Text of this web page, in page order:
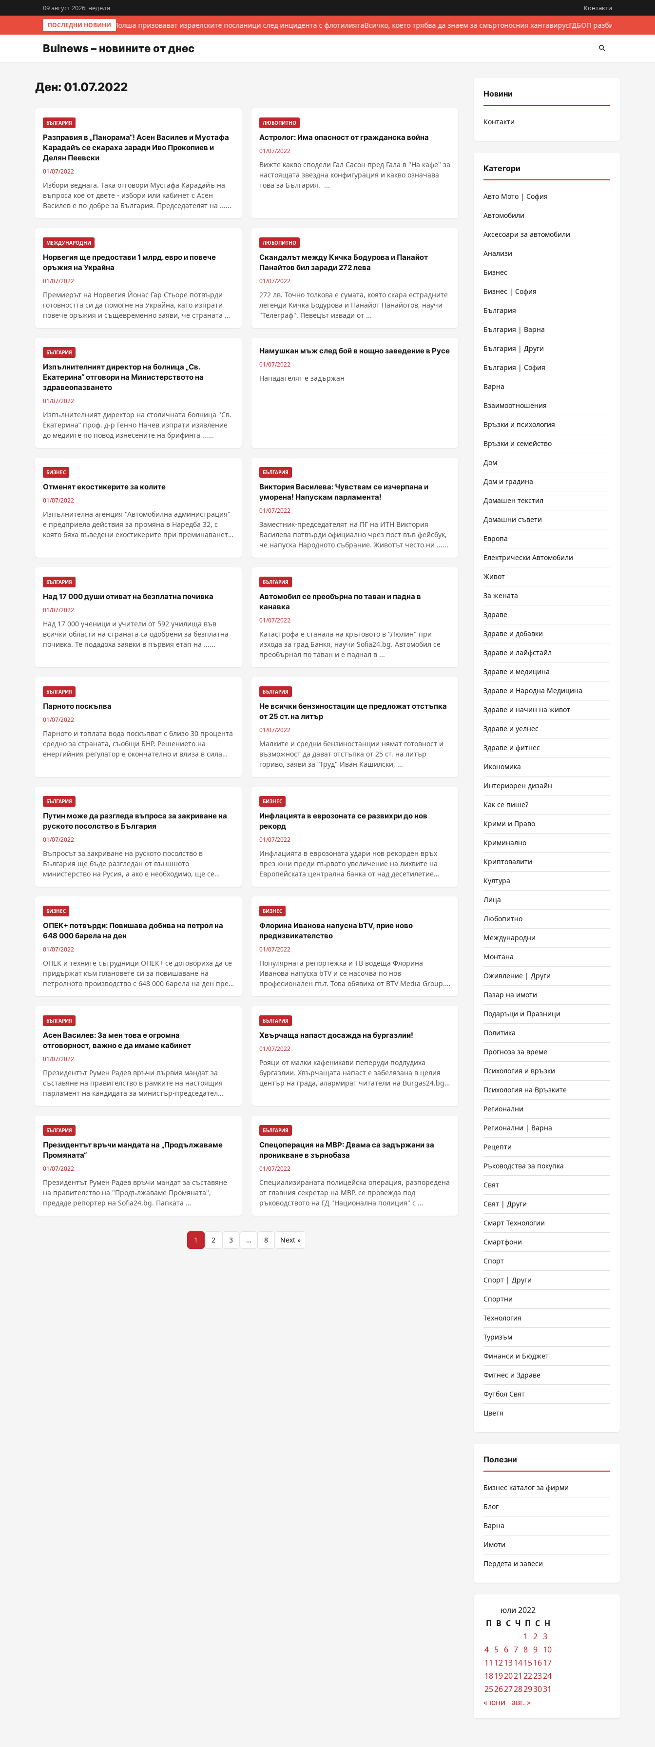
09 август 2026, неделя Контакти
ПОСЛЕДНИ НОВИНИ
Италия и Полша призовават израелските посланици след инцидента с флотилиятаВсичко, което трябва да знаем за смъртоносния хантавирусГДБОП разби
Bulnews – новините от днес
Ден: 01.07.2022
БЪЛГАРИЯ
Разправия в „Панорама“! Асен Василев и Мустафа
Карадайъ се скараха заради Иво Прокопиев и
Делян Пеевски
01/07/2022
Избори веднага. Така отговори Мустафа Карадайъ на
въпроса кое от двете - избори или кабинет с Асен
Василев е по-добре за България. Председателят на ......
ЛЮБОПИТНО
Астролог: Има опасност от гражданска война
01/07/2022
Вижте какво сподели Гал Сасон пред Гала в "На кафе" за
настоящата звездна конфигурация и какво означава
това за България. ...
МЕЖДУНАРОДНИ
Норвегия ще предостави 1 млрд. евро и повече
оръжия на Украйна
01/07/2022
Премиерът на Норвегия Йонас Гар Стьоре потвърди
готовността си да помогне на Украйна, като изпрати
повече оръжия и същевременно заяви, че страната му
ЛЮБОПИТНО
Скандалът между Кичка Бодурова и Панайот
Панайтов бил заради 272 лева
01/07/2022
272 лв. Точно толкова е сумата, която скара естрадните
легенди Кичка Бодурова и Панайот Панайотов, научи
"Телеграф". Певецът извади от ...
БЪЛГАРИЯ
Изпълнителният директор на болница „Св.
Екатерина“ отговори на Министерството на
здравеопазването
01/07/2022
Изпълнителният директор на столичната болница "Св.
Екатерина“ проф. д-р Генчо Начев изпрати изявление
до медиите по повод изнесените на брифинга ......
Намушкан мъж след бой в нощно заведение в Русе
01/07/2022
Нападателят е задържан
БИЗНЕС
Отменят екостикерите за колите
01/07/2022
Изпълнителна агенция "Автомобилна администрация"
е предприела действия за промяна в Наредба 32, с
която бяха въведени екостикерите при преминаването
БЪЛГАРИЯ
Виктория Василева: Чувствам се изчерпана и
уморена! Напускам парламента!
01/07/2022
Заместник-председателят на ПГ на ИТН Виктория
Василева потвърди официално чрез пост във фейсбук,
че напуска Народното събрание. Животът често ни ......
БЪЛГАРИЯ
Над 17 000 души отиват на безплатна почивка
01/07/2022
Над 17 000 ученици и учители от 592 училища във
всички области на страната са одобрени за безплатна
почивка. Те подадоха заявки в първия етап на ......
БЪЛГАРИЯ
Автомобил се преобърна по таван и падна в
канавка
01/07/2022
Катастрофа е станала на кръговото в "Люлин" при
изхода за град Банкя, научи Sofia24.bg. Автомобил се
преобърнал по таван и е паднал в ...
БЪЛГАРИЯ
Парното поскъпва
01/07/2022
Парното и топлата вода поскъпват с близо 30 процента
средно за страната, съобщи БНР. Решението на
енергийния регулатор е окончателно и влиза в сила
БЪЛГАРИЯ
Не всички бензиностации ще предложат отстъпка
от 25 ст. на литър
01/07/2022
Малките и средни бензиностанции нямат готовност и
възможност да дават отстъпка от 25 ст. на литър
гориво, заяви за “Труд" Иван Кашилски, ...
БЪЛГАРИЯ
Путин може да разгледа въпроса за закриване на
руското посолство в България
01/07/2022
Въпросът за закриване на руското посолство в
България ще бъде разгледан от външното
министерство на Русия, а ако е необходимо, ще се
БИЗНЕС
Инфлацията в еврозоната се развихри до нов
рекорд
01/07/2022
Инфлацията в еврозоната удари нов рекорден връх
през юни преди първото увеличение на лихвите на
Европейската централна банка от над десетилетие
БИЗНЕС
ОПЕК+ потвърди: Повишава добива на петрол на
648 000 барела на ден
01/07/2022
ОПЕК и техните сътрудници ОПЕК+ се договориха да се
придържат към плановете си за повишаване на
петролното производство с 648 000 барела на ден през
БИЗНЕС
Флорина Иванова напусна bTV, прие ново
предизвикателство
01/07/2022
Популярната репортежка и ТВ водеща Флорина
Иванова напуска bTV и се насочва по нов
професионален път. Това обявиха от BTV Media Group.
БЪЛГАРИЯ
Асен Василев: За мен това е огромна
отговорност, важно е да имаме кабинет
01/07/2022
Президентът Румен Радев връчи първия мандат за
съставяне на правителство в рамките на настоящия
парламент на кандидата за министър-председател
БЪЛГАРИЯ
Хвърчаща напаст досажда на бургазлии!
01/07/2022
Рояци от малки кафеникави пеперуди подлудиха
бургазлии. Хвърчащата напаст е забелязана в целия
център на града, алармират читатели на Burgas24.bg.
БЪЛГАРИЯ
Президентът връчи мандата на „Продължаваме
Промяната“
01/07/2022
Президентът Румен Радев връчи мандат за съставяне
на правителство на "Продължаваме Промяната",
предаде репортер на Sofia24.bg. Папката ...
БЪЛГАРИЯ
Спецоперация на МВР: Двама са задържани за
проникване в зърнобаза
01/07/2022
Специализираната полицейска операция, разпоредена
от главния секретар на МВР, се провежда под
ръководството на ГД "Национална полиция" с ...
1 2 3 … 8 Next »
Новини
Контакти
Категори
Авто Мото | София
Автомобили
Аксесоари за автомобили
Анализи
Бизнес
Бизнес | София
България
България | Варна
България | Други
България | София
Варна
Взаимоотношения
Връзки и психология
Връзки и семейство
Дом
Дом и градина
Домашен текстил
Домашни съвети
Европа
Електрически Автомобили
Живот
За жената
Здраве
Здраве и добавки
Здраве и лайфстайл
Здраве и медицина
Здраве и Народна Медицина
Здраве и начин на живот
Здраве и уелнес
Здраве и фитнес
Икономика
Интериорен дизайн
Как се пише?
Крими и Право
Криминално
Криптовалити
Култура
Лица
Любопитно
Международни
Монтана
Оживление | Други
Пазар на имоти
Подаръци и Празници
Политика
Прогноза за време
Психология и връзки
Психология на Връзките
Регионални
Регионални | Варна
Рецепти
Ръководства за покупка
Свят
Свят | Други
Смарт Технологии
Смартфони
Спорт
Спорт | Други
Спортни
Технология
Туризъм
Финанси и Бюджет
Фитнес и Здраве
Футбол Свят
Цветя
Полезни
Бизнес каталог за фирми
Блог
Варна
Имоти
Пердета и завеси
юли 2022
П В С Ч П С Н
1
2 3
4 5 6 7 8 9 10
11 121314151617
18192021 222324
25262728293031
« юни авг. »